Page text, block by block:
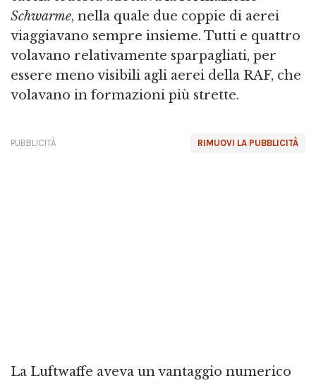
Schwarme, nella quale due coppie di aerei
viaggiavano sempre insieme. Tutti e quattro
volavano relativamente sparpagliati, per
essere meno visibili agli aerei della RAF, che
volavano in formazioni più strette.
RIMUOVI LA PUBBLICITÀ
PUBBLICITÀ
La Luftwaffe aveva un vantaggio numerico